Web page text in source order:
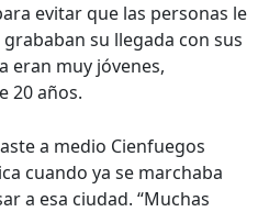
evitar que las personas le
su llegada con sus
eran muy jóvenes,
20 años.
a medio Cienfuegos
cuando ya se marchaba
a esa ciudad. “Muchas